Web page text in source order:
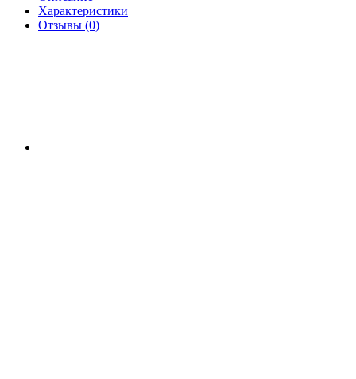
Характеристики
Отзывы (0)